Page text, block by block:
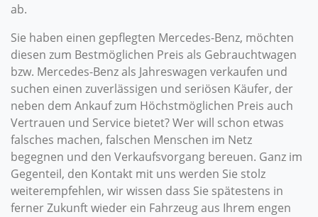
ab.
Sie haben einen gepflegten Mercedes-Benz, möchten
diesen zum Bestmöglichen Preis als Gebrauchtwagen
bzw. Mercedes-Benz als Jahreswagen verkaufen und
suchen einen zuverlässigen und seriösen Käufer, der
neben dem Ankauf zum Höchstmöglichen Preis auch
Vertrauen und Service bietet? Wer will schon etwas
falsches machen, falschen Menschen im Netz
begegnen und den Verkaufsvorgang bereuen. Ganz im
Gegenteil, den Kontakt mit uns werden Sie stolz
weiterempfehlen, wir wissen dass Sie spätestens in
ferner Zukunft wieder ein Fahrzeug aus Ihrem engen